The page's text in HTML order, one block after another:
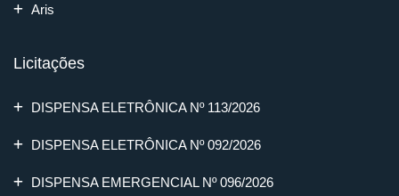
Aris
Licitações
DISPENSA ELETRÔNICA Nº 113/2026
DISPENSA ELETRÔNICA Nº 092/2026
DISPENSA EMERGENCIAL Nº 096/2026